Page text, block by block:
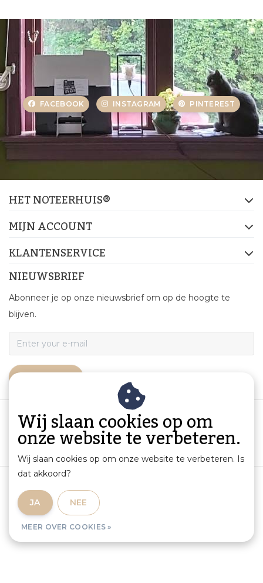
FACEBOOK INSTAGRAM PINTEREST
HET NOTEERHUIS®
MIJN ACCOUNT
KLANTENSERVICE
NIEUWSBRIEF
Abonneer je op onze nieuwsbrief om op de hoogte te
blijven.
Productinformatie en aansprakelijkheid
Sitemap
Wij slaan cookies op om
onze website te verbeteren.
Wij slaan cookies op om onze website te verbeteren. Is
dat akkoord?
JA NEE
MEER OVER COOKIES »